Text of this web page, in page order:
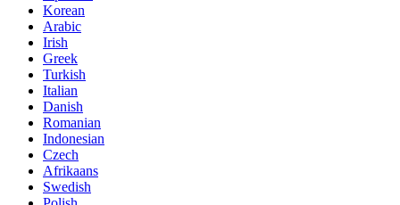
Korean
Arabic
Irish
Greek
Turkish
Italian
Danish
Romanian
Indonesian
Czech
Afrikaans
Swedish